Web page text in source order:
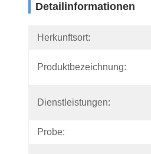
Detailinformationen
Herkunftsort:
Produktbezeichnung:
Dienstleistungen:
Probe: